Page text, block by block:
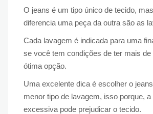
O jeans é um tipo único de tecido,
diferencia uma peça da outra são as
Cada lavagem é indicada para uma
se você tem condições de ter mais
ótima opção.
Uma excelente dica é escolher o
menor tipo de lavagem, isso porque, a
excessiva pode prejudicar o tecido.